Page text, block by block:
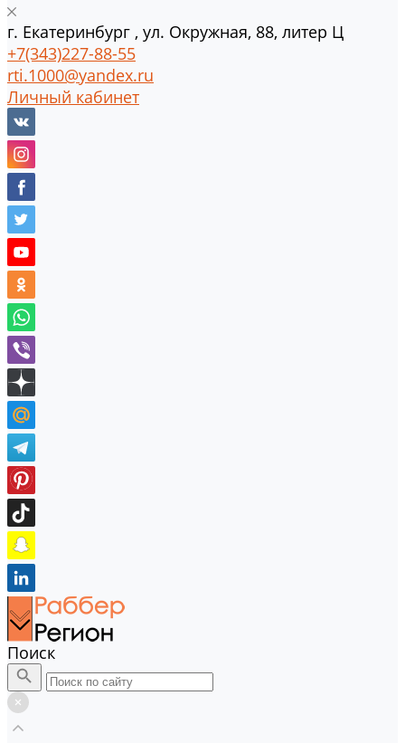
г. Екатеринбург , ул. Окружная, 88, литер Ц
+7(343)227-88-55
rti.1000@yandex.ru
Личный кабинет
Поиск